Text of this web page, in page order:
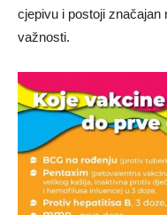
cjepivu i postoji značajan
važnosti.